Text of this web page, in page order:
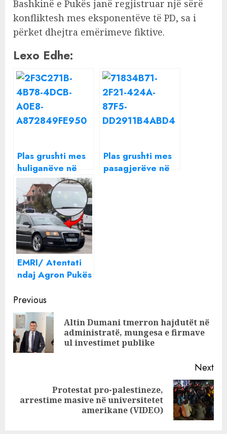
Bashkinë e Pukës janë regjistruar një sërë
konfliktesh mes eksponentëve të PD, sa i
përket dhejtra emërimeve fiktive.
Lexo Edhe:
Plas grushti mes
huliganëve në
Tiranë
Plas grushti mes
pasagjerëve në
EMRI/ Atentati
ndaj Agron Pukës
në Lezhë,
arrestohet 31-
vjeçari!
Continue
Reading
Previous
Altin Dumani tmerron hajdutët në
administratë, mungesa e firmave
ul investimet publike
Next
Next
Protestat pro-palestineze,
arrestime masive në universitetet
amerikane (VIDEO)